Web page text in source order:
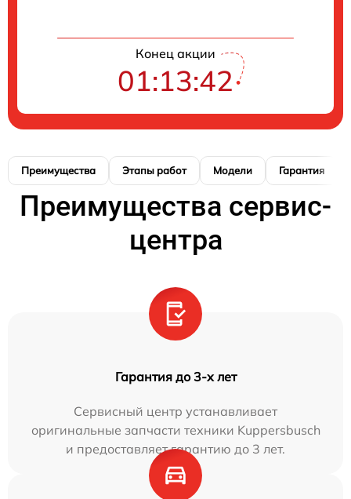
Конец акции
01:13:41
Преимущества Этапы работ Модели Гарантия
Преимущества сервис-
центра
Гарантия до 3-х лет
Сервисный центр устанавливает
оригинальные запчасти техники Kuppersbusch
и предоставляет гарантию до 3 лет.